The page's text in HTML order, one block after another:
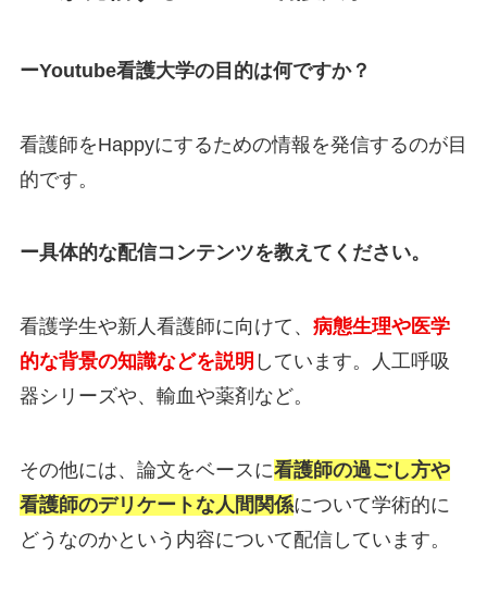
ーYoutube看護大学の目的は何ですか？
看護師をHappyにするための情報を発信するのが目
的です。
ー具体的な配信コンテンツを教えてください。
看護学生や新人看護師に向けて、 病態生理や医学
的な背景の知識などを説明 しています。人工呼吸
器シリーズや、輸血や薬剤など。
その他には、論文をベースに看護師の過ごし方や
看護師のデリケートな人間関係について学術的に
どうなのかという内容について配信しています。